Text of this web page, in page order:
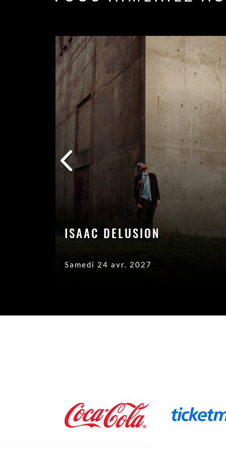
ISAAC DELUSION
Samedi 24 avr. 2027